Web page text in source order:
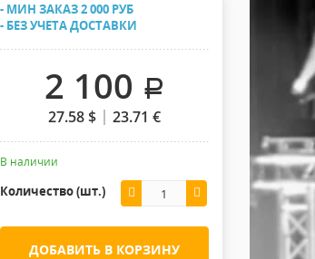
чехлы и Кейсы
полицейский ИДН
- МИН ЗАКАЗ 2 000 РУБ
- БЕЗ УЧЕТА ДОСТАВКИ
2 100 .
27.58$ 23.71 €
В наличии
Количество (шт.)
ДОБАВИТЬ В КОРЗИНУ